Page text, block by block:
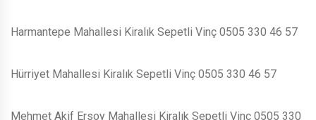
Harmantepe Mahallesi Kiralık Sepetli Vinç 0505 330 46 57
Hürriyet Mahallesi Kiralık Sepetli Vinç 0505 330 46 57
Mehmet Akif Ersoy Mahallesi Kiralık Sepetli Vinç 0505 330